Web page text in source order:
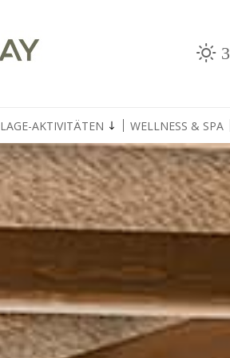
LAGE-AKTIVITÄTEN WELLNESS & SPA